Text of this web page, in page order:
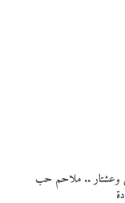
وعشتار .. ملاحم حب